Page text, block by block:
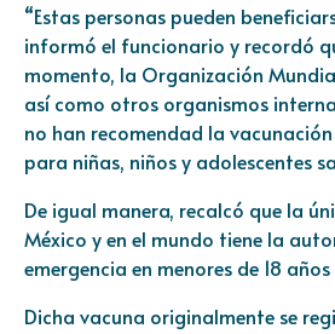
“Estas personas pueden
informó el funcionario y recordó
momento, la Organización
así como otros organismos
no han recomendad la
para niñas, niños y adolescentes
De igual manera, recalcó que la
México y en el mundo tiene la
emergencia en menores de 18 años
Dicha vacuna originalmente se